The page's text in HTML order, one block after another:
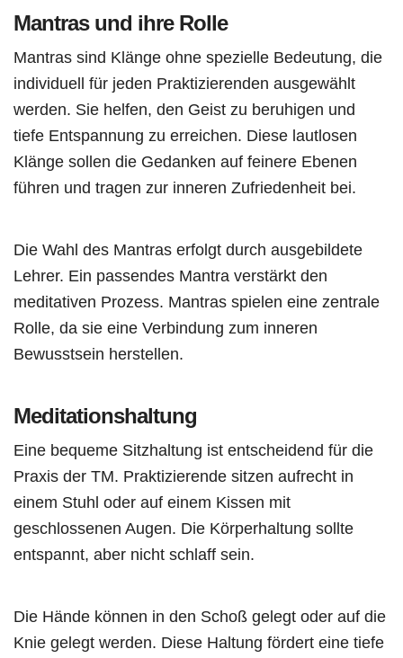
Mantras und ihre Rolle
Mantras sind Klänge ohne spezielle Bedeutung, die
individuell für jeden Praktizierenden ausgewählt
werden. Sie helfen, den Geist zu beruhigen und
tiefe Entspannung zu erreichen. Diese lautlosen
Klänge sollen die Gedanken auf feinere Ebenen
führen und tragen zur inneren Zufriedenheit bei.
Die Wahl des Mantras erfolgt durch ausgebildete
Lehrer. Ein passendes Mantra verstärkt den
meditativen Prozess. Mantras spielen eine zentrale
Rolle, da sie eine Verbindung zum inneren
Bewusstsein herstellen.
Meditationshaltung
Eine bequeme Sitzhaltung ist entscheidend für die
Praxis der TM. Praktizierende sitzen aufrecht in
einem Stuhl oder auf einem Kissen mit
geschlossenen Augen. Die Körperhaltung sollte
entspannt, aber nicht schlaff sein.
Die Hände können in den Schoß gelegt oder auf die
Knie gelegt werden. Diese Haltung fördert eine tiefe